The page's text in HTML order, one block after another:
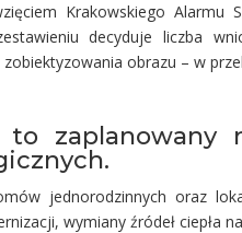
Krakowskiego
decyduje liczba
obrazu – w
to
jednorodzinnych oraz
wymiany źródeł ciepła